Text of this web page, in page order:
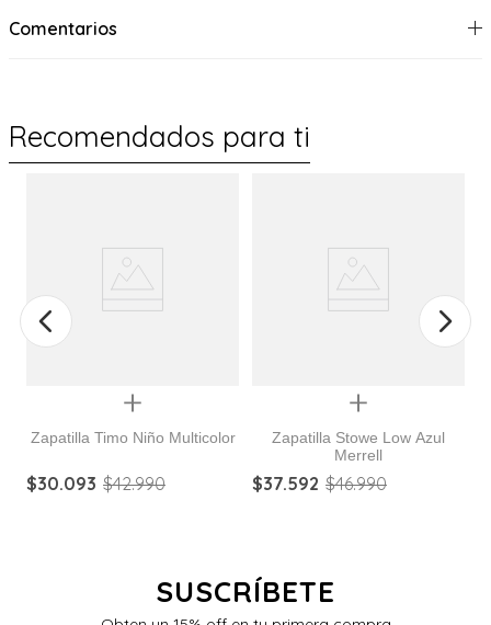
Comentarios
Recomendados para ti
Quickview
Zapatilla Timo Niño Multicolor
$30.093 $42.990
Quickview
Zapatilla Stowe Low Azul
Merrell
$37.592 $46.990
SUSCRÍBETE